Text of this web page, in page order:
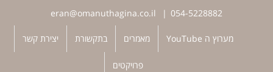
פתח סרגל נגישות
054-5228882
|
מערוץ ה YouTube מאמרים בתקשורת יצירת קשר
פרויקטים